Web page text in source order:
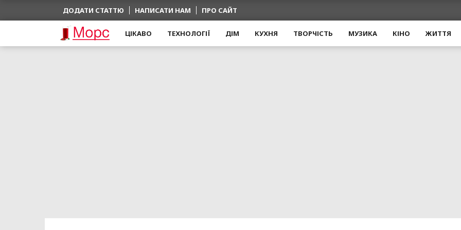
ДОДАТИ СТАТТЮ НАПИСАТИ НАМ ПРО САЙТ
ЦІКАВО ТЕХНОЛОГІЇ ДІМ КУХНЯ ТВОРЧІСТЬ МУЗИКА КІНО ЖИТТЯ